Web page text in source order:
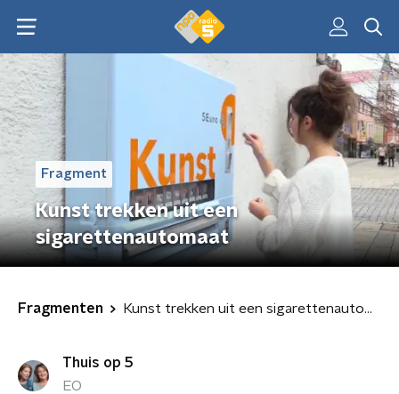
Fragment
Kunst trekken uit een
sigarettenautomaat
Fragmenten Kunst trekken uit een sigarettenautomaat
Thuis op 5
EO